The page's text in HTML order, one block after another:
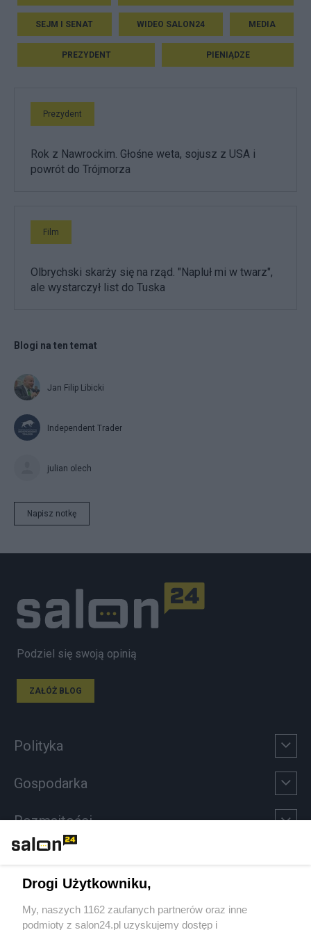
SEJM I SENAT WIDEO SALON24 MEDIA
PREZYDENT PIENIĄDZE
Prezydent
Rok z Nawrockim. Głośne weta, sojusz z USA i
powrót do Trójmorza
Film
Olbrychski skarży się na rząd. "Napluł mi w twarz",
ale wystarczył list do Tuska
Blogi na ten temat
Jan Filip Libicki
Independent Trader
julian olech
Napisz notkę
Podziel się swoją opinią
ZAŁÓŻ BLOG
Polityka
Gospodarka
Rozmaitości
Sport
Drogi Użytkowniku,
My, naszych 1162 zaufanych partnerów oraz inne
podmioty z salon24.pl uzyskujemy dostęp i